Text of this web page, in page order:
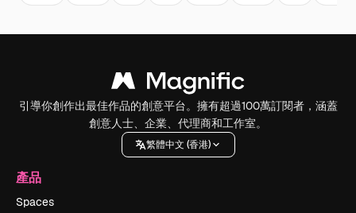
引導你創作出最佳作品的創意平台。擁有超過100萬訂閱者，涵蓋
創意人士、企業、代理商和工作室。
繁體中文 (香港)
產品
Spaces